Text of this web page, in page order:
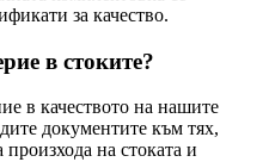
за качество.
в стоките?
в качеството на нашите
документите към тях,
на стоката и